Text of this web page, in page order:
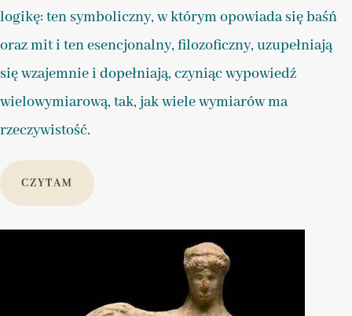
logikę: ten symboliczny, w którym opowiada się baśń
oraz mit i ten esencjonalny, filozoficzny, uzupełniają
się wzajemnie i dopełniają, czyniąc wypowiedź
wielowymiarową, tak, jak wiele wymiarów ma
rzeczywistość.
CZYTAM